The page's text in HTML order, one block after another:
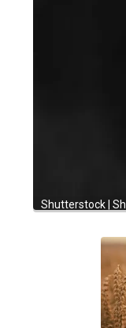
Shutterstock |